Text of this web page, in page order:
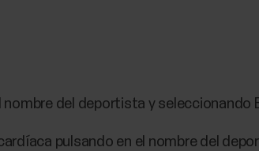
del deportista y seleccionando
pulsando en el nombre del